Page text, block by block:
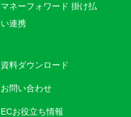
マネーフォワード 掛け払
い連携
資料ダウンロード
お問い合わせ
ECお役立ち情報